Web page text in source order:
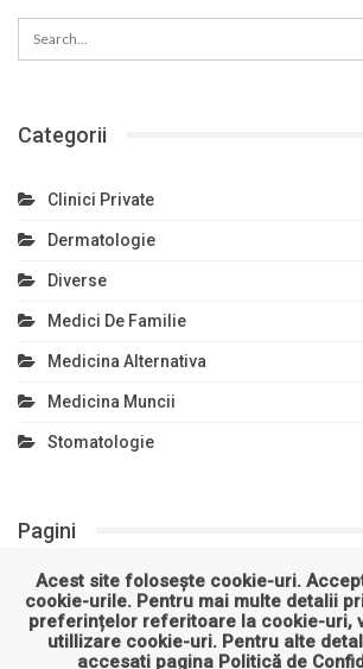
Categorii
Clinici Private
Dermatologie
Diverse
Medici De Familie
Medicina Alternativa
Medicina Muncii
Stomatologie
Pagini
Politică de confidențialitate
Politică privind fișierele cookies
Acest site folosește cookie-uri.
cookie-urile. Pentru mai multe detalii
preferințelor referitoare la cookie-uri,
utillizare cookie-uri. Pentru alte
accesati pagina Politică de